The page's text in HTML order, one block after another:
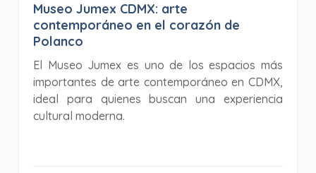
Museo Jumex CDMX: arte
contemporáneo en el corazón de
Polanco
El Museo Jumex es uno de los espacios más
importantes de arte contemporáneo en CDMX,
ideal para quienes buscan una experiencia
cultural moderna.